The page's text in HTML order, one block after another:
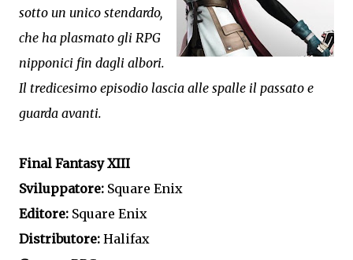
sotto un unico stendardo,
che ha plasmato gli RPG
nipponici fin dagli albori.
Il tredicesimo episodio lascia alle spalle il passato e
guarda avanti.
Final Fantasy XIII
Sviluppatore: Square Enix
Editore: Square Enix
Distributore: Halifax